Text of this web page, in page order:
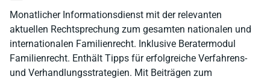
Monatlicher Informationsdienst mit der relevanten
aktuellen Rechtsprechung zum gesamten nationalen und
internationalen Familienrecht. Inklusive Beratermodul
Familienrecht. Enthält Tipps für erfolgreiche Verfahrens-
und Verhandlungsstrategien. Mit Beiträgen zum